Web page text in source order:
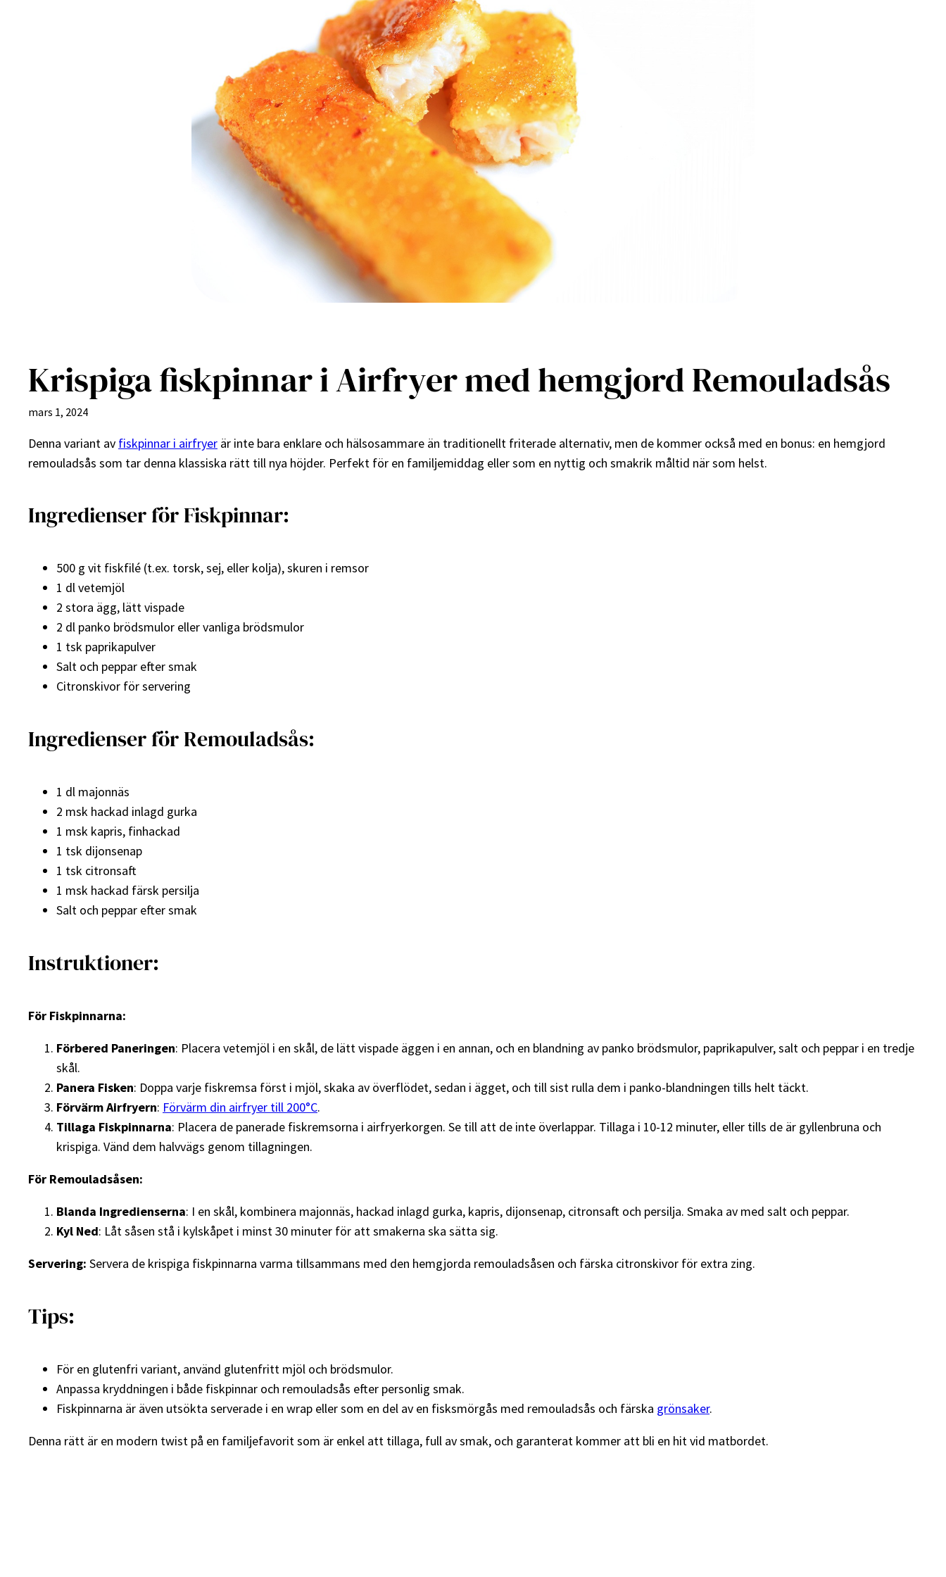
Krispiga fiskpinnar i Airfryer med hemgjord Remouladsås
mars 1, 2024
Denna variant av fiskpinnar i airfryer är inte bara enklare och hälsosammare än traditionellt friterade alternativ, men de kommer också med en bonus: en hemgjord
remouladsås som tar denna klassiska rätt till nya höjder. Perfekt för en familjemiddag eller som en nyttig och smakrik måltid när som helst.
Ingredienser för Fiskpinnar:
500 g vit fiskfilé (t.ex. torsk, sej, eller kolja), skuren i remsor
1 dl vetemjöl
2 stora ägg, lätt vispade
2 dl panko brödsmulor eller vanliga brödsmulor
1 tsk paprikapulver
Salt och peppar efter smak
Citronskivor för servering
Ingredienser för Remouladsås:
1 dl majonnäs
2 msk hackad inlagd gurka
1 msk kapris, finhackad
1 tsk dijonsenap
1 tsk citronsaft
1 msk hackad färsk persilja
Salt och peppar efter smak
Instruktioner:
För Fiskpinnarna:
Förbered Paneringen: Placera vetemjöl i en skål, de lätt vispade äggen i en annan, och en blandning av panko brödsmulor, paprikapulver, salt och peppar i en tredje
skål.
Panera Fisken: Doppa varje fiskremsa först i mjöl, skaka av överflödet, sedan i ägget, och till sist rulla dem i panko-blandningen tills helt täckt.
Förvärm Airfryern: Förvärm din airfryer till 200°C.
Tillaga Fiskpinnarna: Placera de panerade fiskremsorna i airfryerkorgen. Se till att de inte överlappar. Tillaga i 10-12 minuter, eller tills de är gyllenbruna och
krispiga. Vänd dem halvvägs genom tillagningen.
För Remouladsåsen:
Blanda Ingredienserna: I en skål, kombinera majonnäs, hackad inlagd gurka, kapris, dijonsenap, citronsaft och persilja. Smaka av med salt och peppar.
Kyl Ned: Låt såsen stå i kylskåpet i minst 30 minuter för att smakerna ska sätta sig.
Servering: Servera de krispiga fiskpinnarna varma tillsammans med den hemgjorda remouladsåsen och färska citronskivor för extra zing.
Tips:
För en glutenfri variant, använd glutenfritt mjöl och brödsmulor.
Anpassa kryddningen i både fiskpinnar och remouladsås efter personlig smak.
Fiskpinnarna är även utsökta serverade i en wrap eller som en del av en fisksmörgås med remouladsås och färska grönsaker.
Denna rätt är en modern twist på en familjefavorit som är enkel att tillaga, full av smak, och garanterat kommer att bli en hit vid matbordet.